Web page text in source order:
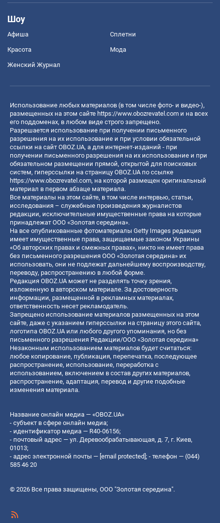
Шоу
Афиша Сплетни
Красота Мода
Женский Журнал
Использование любых материалов (в том числе фото- и видео-),
размещенных на этом сайте https://www.obozrevatel.com и на всех
его поддоменах, в любом виде строго запрещено.
Разрешается использование при получении письменного
разрешения на их использование и при условии обязательной
ссылки на сайт OBOZ.UA, а для интернет-изданий - при
получении письменного разрешения на их использование и при
обязательном размещении прямой, открытой для поисковых
систем, гиперссылки на страницу OBOZ.UA по ссылке
https://www.obozrevatel.com, на которой размещен оригинальный
материал в первом абзаце материала.
Все материалы на этом сайте, в том числе интервью, статьи,
исследования – служебные произведения журналистов
редакции, исключительные имущественные права на которые
принадлежат ООО «Золотая середина».
На все опубликованные фотоматериалы Getty Images редакция
имеет имущественные права, защищаемые законом Украины
«Об авторских правах и смежных правах», никто не имеет права
без письменного разрешения ООО «Золотая середина» их
использовать, они не подлежат дальнейшему воспроизводству,
переводу, распространению в любой форме.
Редакция OBOZ.UA может не разделять точку зрения,
изложенную в авторском материале. За достоверность
информации, размещенной в рекламных материалах,
ответственность несет рекламодатель.
Запрещено использование материалов размещенных на этом
сайте, даже с указанием гиперссылки на страницу этого сайта,
логотипа OBOZ.UA или любого другого упоминания, но без
письменного разрешения Редакции/ООО «Золотая середина»
Незаконным использованием материалов будет считаться:
любое копирование, публикация, перепечатка, последующее
распространение, использование, переработка с
использованием, включением в состав других материалов,
распространение, адаптация, перевод и другие подобные
изменения материала.
Название онлайн медиа — «OBOZ.UA»
- субъект в сфере онлайн медиа;
- идентификатор медиа — R40-06156;
- почтовый адрес — ул. Деревообрабатывающая, д. 7, г. Киев,
01013;
- адрес электронной почты — [email protected]; - телефон — (044)
585 46 20
© 2026 Все права защищены, ООО "Золотая середина".